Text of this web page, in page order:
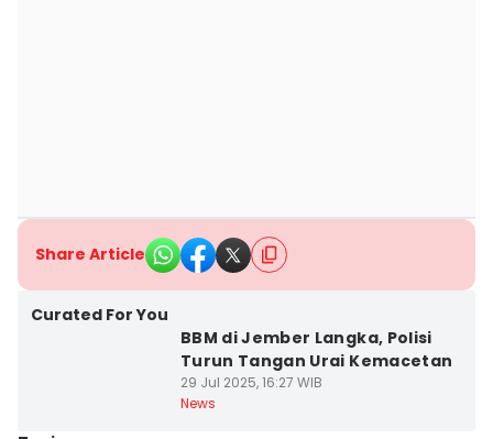
Share Article
Curated For You
BBM di Jember Langka, Polisi
Turun Tangan Urai Kemacetan
29 Jul 2025, 16:27 WIB
News